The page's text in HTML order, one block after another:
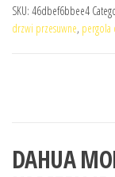
SKU: 46dbef6bbee4
drzwi przesuwne, pergola
DAHUA